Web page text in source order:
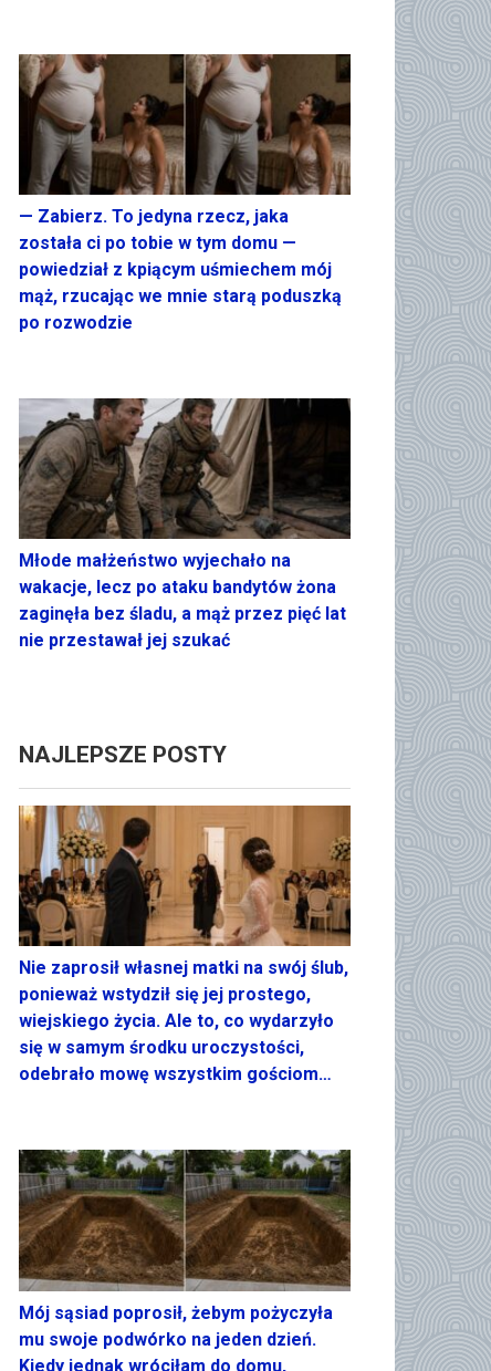
— Zabierz. To jedyna rzecz, jaka
została ci po tobie w tym domu —
powiedział z kpiącym uśmiechem mój
mąż, rzucając we mnie starą poduszką
po rozwodzie
Młode małżeństwo wyjechało na
wakacje, lecz po ataku bandytów żona
zaginęła bez śladu, a mąż przez pięć lat
nie przestawał jej szukać
NAJLEPSZE POSTY
Nie zaprosił własnej matki na swój ślub,
ponieważ wstydził się jej prostego,
wiejskiego życia. Ale to, co wydarzyło
się w samym środku uroczystości,
odebrało mowę wszystkim gościom…
Mój sąsiad poprosił, żebym pożyczyła
mu swoje podwórko na jeden dzień.
Kiedy jednak wróciłam do domu,